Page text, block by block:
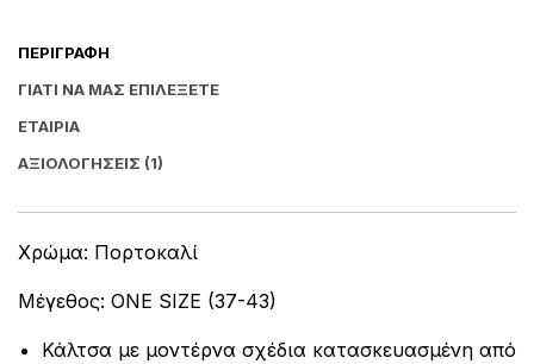
ΠΕΡΙΓΡΑΦΉ
ΓΙΑΤΊ ΝΑ ΜΑΣ ΕΠΙΛΈΞΕΤΕ
ΕΤΑΙΡΊΑ
ΑΞΙΟΛΟΓΉΣΕΙΣ (1)
Χρώμα: Πορτοκαλί
Μέγεθος: ONE SIZE (37-43)
Κάλτσα με μοντέρνα σχέδια κατασκευασμένη από